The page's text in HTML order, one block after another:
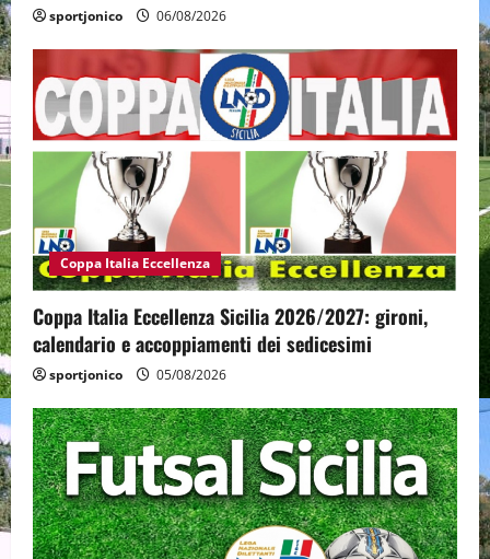
sportjonico 06/08/2026
Coppa Italia Eccellenza
Coppa Italia Eccellenza Sicilia 2026/2027: gironi,
calendario e accoppiamenti dei sedicesimi
sportjonico 05/08/2026